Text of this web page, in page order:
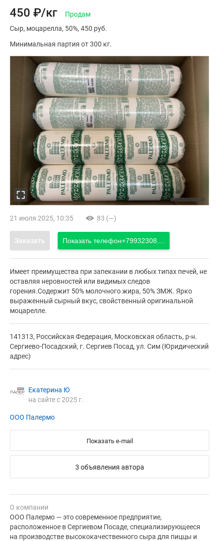
450 ₽/кг
Продам
Сыр моцарелла 50% 450 руб.
Минимальная партия от 300 кг.
21 июля 2025, 10:35 83 (—)
Заказать Показать телефон+79932308....
Имеет преимущества при запекании в любых типах печей, не
оставляя неровностей или видимых следов
горения.Содержит 50% молочного жира, 50% ЗМЖ. Ярко
выраженный сырный вкус, свойственный оригинальной
моцарелле.
141313, Российская Федерация, Московская область, р-н.
Сергиево-Посадский, г. Сергиев Посад, ул. Сим (Юридический
адрес)
Екатерина Ю
на сайте с 2025 г.
ООО Палермо
Показать e-mail
3 объявления автора
О компании
ООО Палермо — это современное предприятие,
расположенное в Сергиевом Посаде, специализирующееся
на производстве высококачественного сыра для пиццы и